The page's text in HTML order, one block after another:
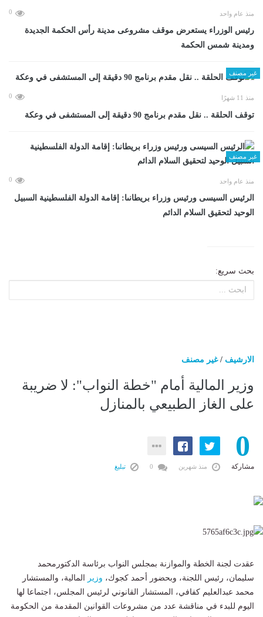
منذ عام واحد 0
رئيس الوزراء يستعرض موقف مشروعى مدينة رأس الحكمة الجديدة
ومدينة شمس الحكمة
غير مصنف
منذ 11 شهرًا 0
توقف الحلقة .. نقل مقدم برنامج 90 دقيقة إلى المستشفى في وعكة
غير مصنف
منذ عام واحد 0
الرئيس السيسى ورئيس وزراء بريطانىا: إقامة الدولة الفلسطينية السبيل
الوحيد لتحقيق السلام الدائم
بحث سريع:
الارشيف /غير مصنف
وزير المالية أمام "خطة النواب": لا ضريبة
على الغاز الطبيعي بالمنازل
0
مشاركة منذ شهرين تبليغ
عقدت لجنة الخطة والموازنة بمجلس النواب برئاسة الدكتورمحمد
سليمان، رئيس اللجنة، وبحضور أحمد كجوك، وزير المالية، والمستشار
محمد عبدالعليم كفافي، المستشار القانوني لرئيس المجلس، اجتماعا لها
اليوم للبدء في مناقشة عدد من مشروعات القوانين المقدمة من الحكومة